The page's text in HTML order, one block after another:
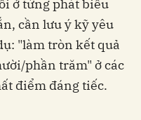
ở từng phát biểu
cần lưu ý kỹ yêu
"làm tròn kết quả
phần trăm" ở các
điểm đáng tiếc.